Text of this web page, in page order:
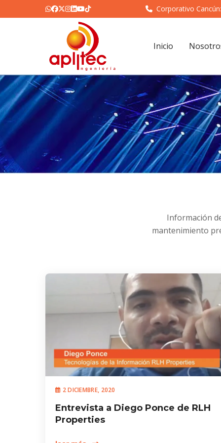
Corporativo Cancún:
Inicio
Información
mantenimiento
2 DICIEMBRE, 2020
Entrevista a Diego Ponce de RLH
Properties